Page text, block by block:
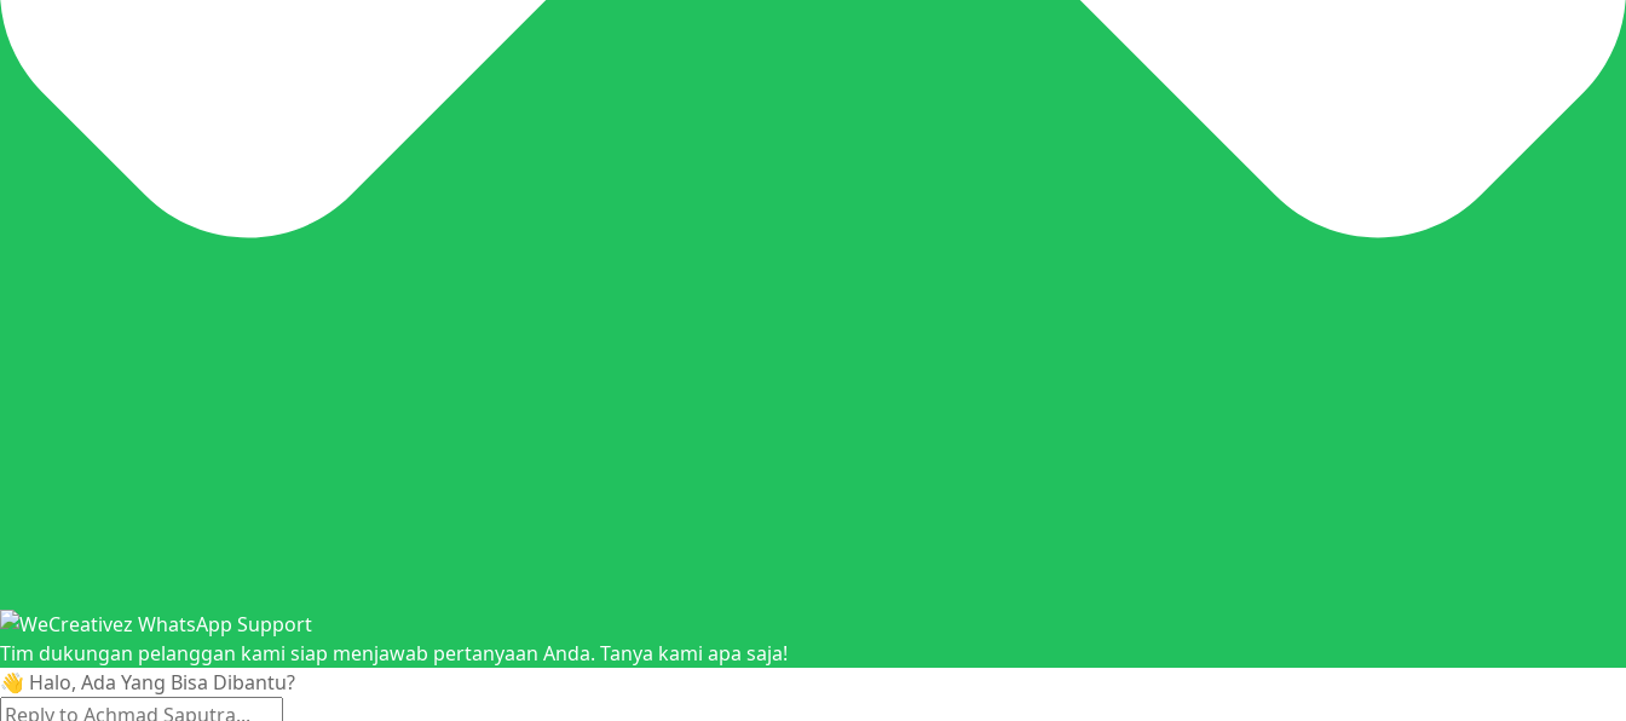
Tim dukungan pelanggan kami siap menjawab pertanyaan Anda. Tanya kami apa saja!
👋 Halo, Ada Yang Bisa Dibantu?